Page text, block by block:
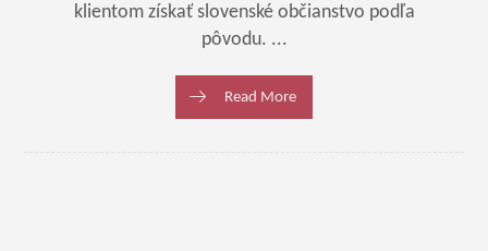
klientom získať slovenské občianstvo podľa
pôvodu. ...
Read More